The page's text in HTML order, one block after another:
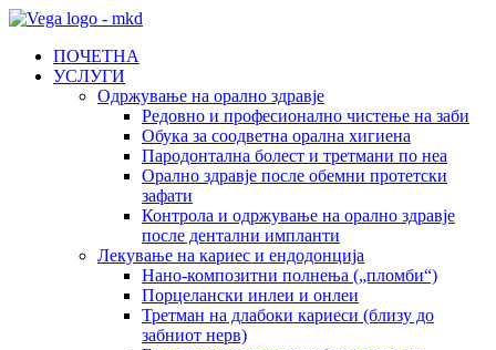
ПОЧЕТНА
УСЛУГИ
Одржување на орално здравје
Редовно и професионално чистење на заби
Обука за соодветна орална хигиена
Пародонтална болест и третмани по неа
Орално здравје после обемни протетски
зафати
Контрола и одржување на орално здравје
после дентални импланти
Лекување на кариес и ендодонција
Нано-композитни полнења („пломби“)
Порцелански инлеи и онлеи
Третман на длабоки кариеси (близу до
забниот нерв)